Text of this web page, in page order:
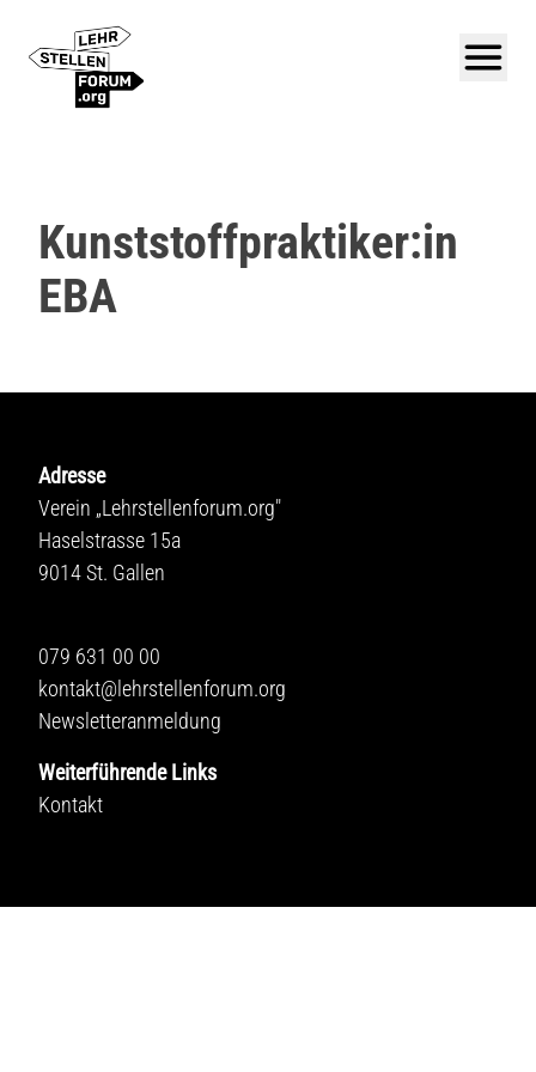
Kunststoffpraktiker:in
EBA
Adresse
Verein „Lehrstellenforum.org"
Haselstrasse 15a
9014 St. Gallen
079 631 00 00
kontakt@lehrstellenforum.org
Newsletteranmeldung
Weiterführende Links
Kontakt